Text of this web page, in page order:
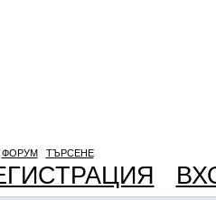
ФОРУМ ТЪРСЕНЕ